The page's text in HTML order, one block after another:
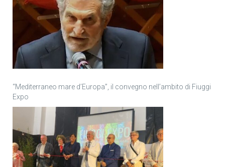
“Mediterraneo mare d’Europa”, il convegno nell’ambito di Fiuggi
Expo